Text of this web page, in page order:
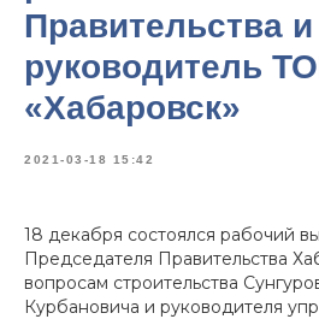
Правительства и
руководитель
«Хабаровск»
2021-03-18 15:42
18 декабря состоялся рабочий
Председателя Правительства
вопросам строительства
Курбановича и руководителя